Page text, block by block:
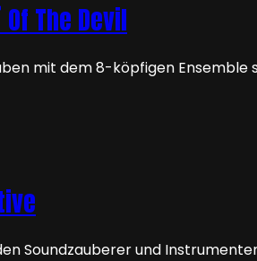
Of The Devil
mit dem 8-köpfigen Ensemble
Soundzauberer und